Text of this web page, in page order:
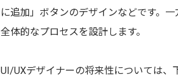
に追加」ボタンのデザインなどです。
全体的なプロセスを設計します。
UI/UXデザイナーの将来性については、